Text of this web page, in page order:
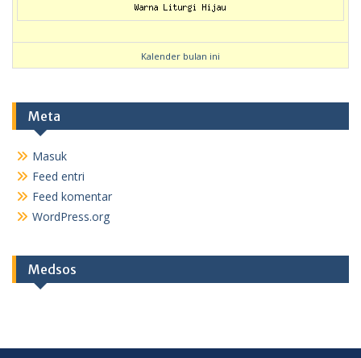
Kalender bulan ini
Meta
Masuk
Feed entri
Feed komentar
WordPress.org
Medsos